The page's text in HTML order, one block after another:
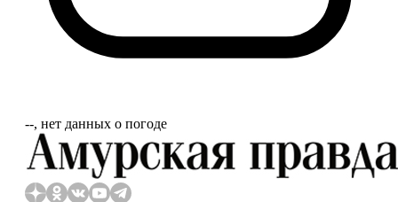
‐‐, нет данных о погоде